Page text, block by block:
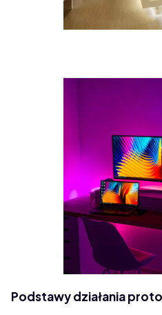
Podstawy działania